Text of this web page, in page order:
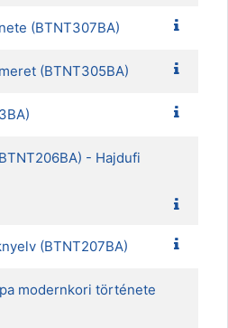
(BTNT307BA)
(BTNT305BA)
- Hajdufi
(BTNT207BA)
modernkori története